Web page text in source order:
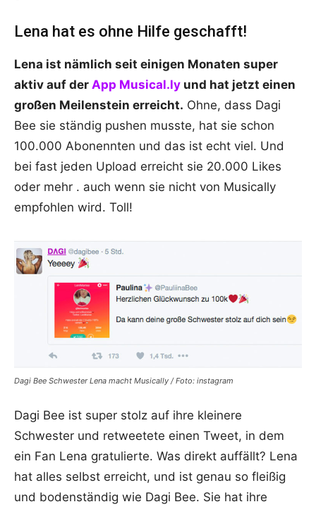
Lena hat es ohne Hilfe geschafft!
Lena ist nämlich seit einigen Monaten super
aktiv auf der App Musical.ly und hat jetzt einen
großen Meilenstein erreicht. Ohne, dass Dagi
Bee sie ständig pushen musste, hat sie schon
100.000 Abonennten und das ist echt viel. Und
bei fast jeden Upload erreicht sie 20.000 Likes
oder mehr . auch wenn sie nicht von Musically
empfohlen wird. Toll!
Dagi Bee Schwester Lena macht Musically / Foto: instagram
Dagi Bee ist super stolz auf ihre kleinere
Schwester und retweetete einen Tweet, in dem
ein Fan Lena gratulierte. Was direkt auffällt? Lena
hat alles selbst erreicht, und ist genau so fleißig
und bodenständig wie Dagi Bee. Sie hat ihre